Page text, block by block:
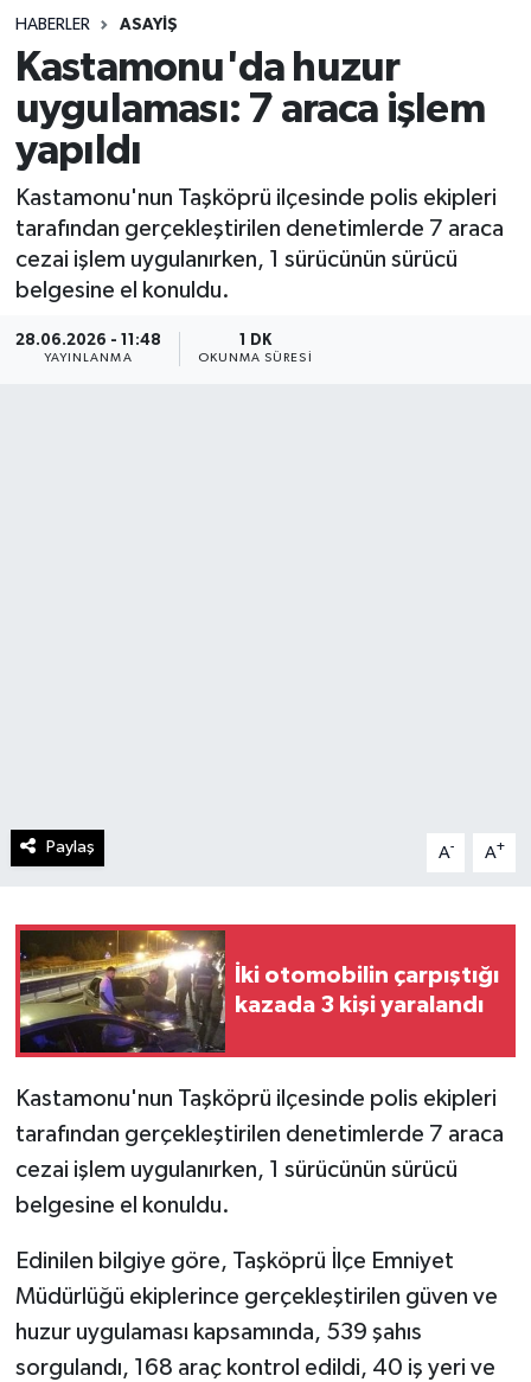
HABERLER ASAYIŞ
Kastamonu'da huzur
uygulaması: 7 araca işlem
yapıldı
Kastamonu'nun Taşköprü ilçesinde polis ekipleri
tarafından gerçekleştirilen denetimlerde 7 araca
cezai işlem uygulanırken, 1 sürücünün sürücü
belgesine el konuldu.
28.06.2026 - 11:48
YAYINLANMA
1 DK
OKUNMA SÜRESI
Paylaş A- A+
İki otomobilin çarpıştığı
kazada 3 kişi yaralandı
Kastamonu'nun Taşköprü ilçesinde polis ekipleri
tarafından gerçekleştirilen denetimlerde 7 araca
cezai işlem uygulanırken, 1 sürücünün sürücü
belgesine el konuldu.
Edinilen bilgiye göre, Taşköprü İlçe Emniyet
Müdürlüğü ekiplerince gerçekleştirilen güven ve
huzur uygulaması kapsamında, 539 şahıs
sorgulandı, 168 araç kontrol edildi, 40 iş yeri ve
Spor
Teknoloji
Yaşam